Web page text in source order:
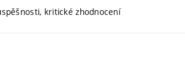
kritické zhodnocení